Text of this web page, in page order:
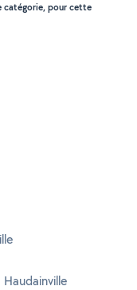
catégorie, pour cette